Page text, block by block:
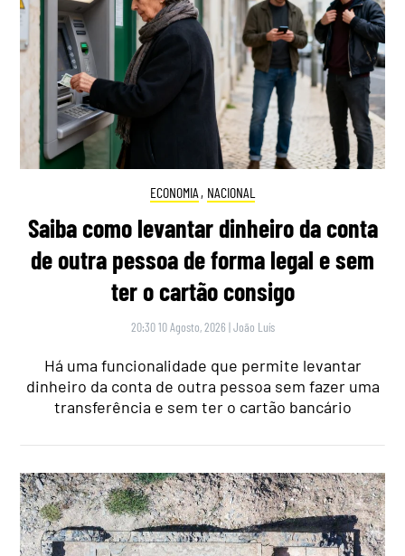
ECONOMIA , NACIONAL
Saiba como levantar dinheiro da conta
de outra pessoa de forma legal e sem
ter o cartão consigo
20:30 10 Agosto, 2026 |João Luís
Há uma funcionalidade que permite levantar
dinheiro da conta de outra pessoa sem fazer uma
transferência e sem ter o cartão bancário